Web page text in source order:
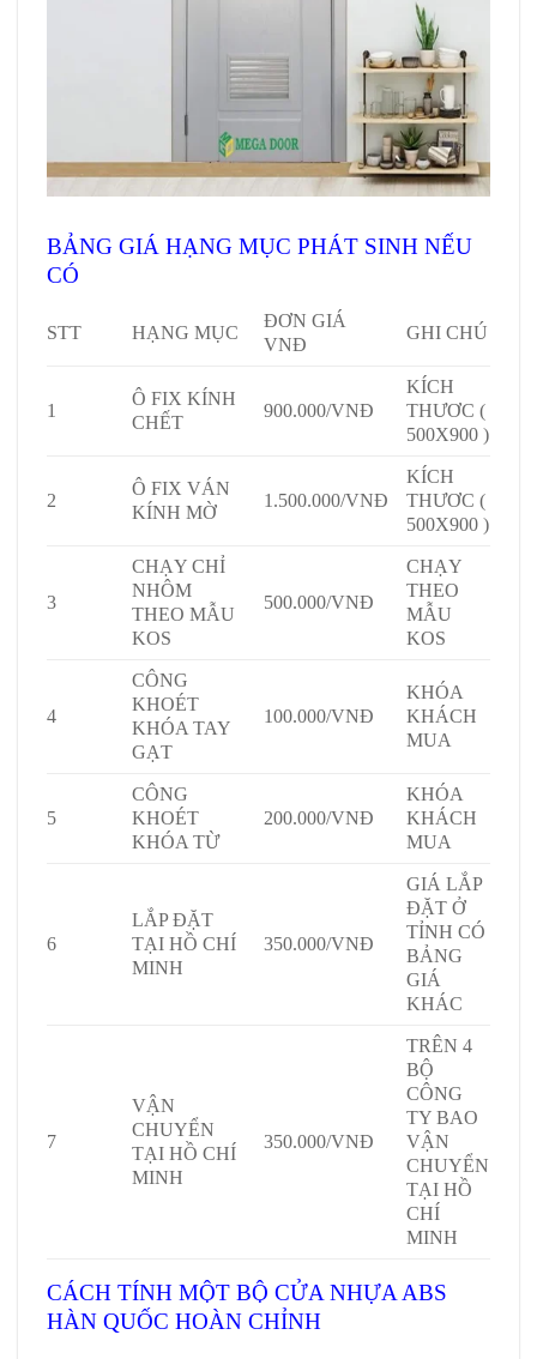
BẢNG GIÁ HẠNG MỤC PHÁT SINH NẾU
CÓ
STT HẠNG MỤC
ĐƠN GIÁ
VNĐ
GHI CHÚ
1
Ô FIX KÍNH
CHẾT
900.000/VNĐ
KÍCH
THƯƠC (
500X900 )
2
Ô FIX VÁN
KÍNH MỜ
1.500.000/VNĐ
KÍCH
THƯƠC (
500X900 )
3
CHẠY CHỈ
NHÔM
THEO MẪU
KOS
500.000/VNĐ
CHẠY
THEO
MẪU
KOS
4
CÔNG
KHOÉT
KHÓA TAY
GẠT
100.000/VNĐ
KHÓA
KHÁCH
MUA
5
CÔNG
KHOÉT
KHÓA TỪ
200.000/VNĐ
KHÓA
KHÁCH
MUA
6
LẮP ĐẶT
TẠI HỒ CHÍ
MINH
350.000/VNĐ
GIÁ LẮP
ĐẶT Ở
TỈNH CÓ
BẢNG
GIÁ
KHÁC
7
VẬN
CHUYỂN
TẠI HỒ CHÍ
MINH
350.000/VNĐ
TRÊN 4
BỘ
CÔNG
TY BAO
VẬN
CHUYỂN
TẠI HỒ
CHÍ
MINH
CÁCH TÍNH MỘT BỘ CỬA NHỰA ABS
HÀN QUỐC HOÀN CHỈNH